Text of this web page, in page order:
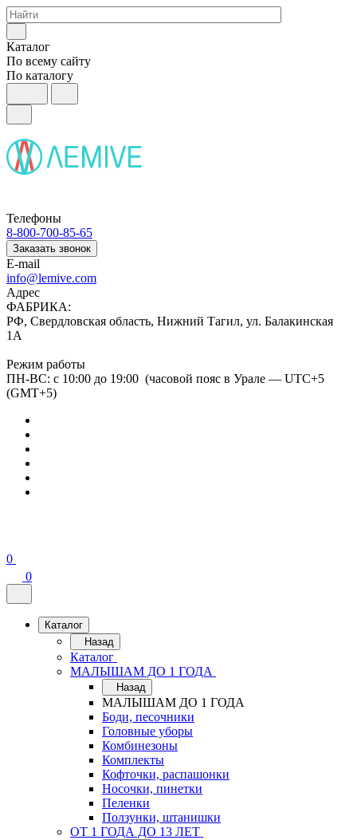
Каталог
По всему сайту
По каталогу
Телефоны
8-800-700-85-65
Заказать звонок
E-mail
info@lemive.com
Адрес
ФАБРИКА:
РФ, Свердловская область, Нижний Тагил, ул. Балакинская
1А
Режим работы
ПН-ВС: с 10:00 до 19:00 (часовой пояс в Урале — UTC+5
(GMT+5)
0
0
Каталог
Назад
Каталог
МАЛЫШАМ ДО 1 ГОДА
Назад
МАЛЫШАМ ДО 1 ГОДА
Боди, песочники
Головные уборы
Комбинезоны
Комплекты
Кофточки, распашонки
Носочки, пинетки
Пеленки
Ползунки, штанишки
ОТ 1 ГОДА ДО 13 ЛЕТ